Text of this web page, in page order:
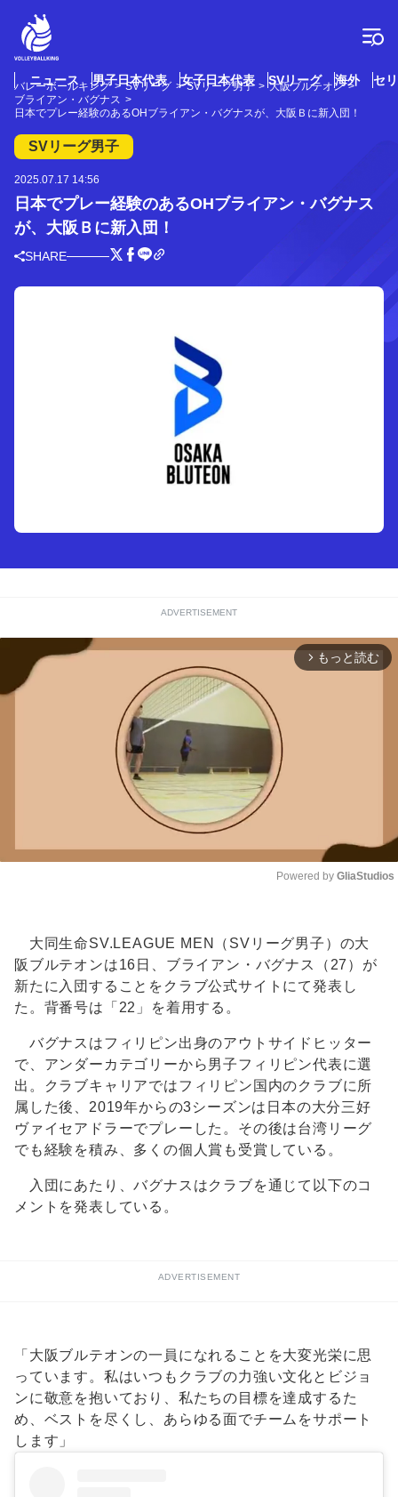
ニュース 男子日本代表 女子日本代表 SVリーグ 海外 セ
バレーボールキング SVリーグ SVリーグ男子
大阪ブルテオン
ブライアン・バグナス
日本でプレー経験のあるOHブライアン・バグナスが、大阪Ｂに新入団！
SVリーグ男子
2025.07.17 14:56
日本でプレー経験のあるOHブライアン・バグナス
が、大阪Ｂに新入団！
SHARE
ADVERTISEMENT
arrow_forward_ios もっと読む
Powered by GliaStudios
大同生命SV.LEAGUE MEN（SVリーグ男子）の大
阪ブルテオンは16日、ブライアン・バグナス（27）が
新たに入団することをクラブ公式サイトにて発表し
た。背番号は「22」を着用する。
バグナスはフィリピン出身のアウトサイドヒッター
で、アンダーカテゴリーから男子フィリピン代表に選
出。クラブキャリアではフィリピン国内のクラブに所
属した後、2019年からの3シーズンは日本の大分三好
ヴァイセアドラーでプレーした。その後は台湾リーグ
でも経験を積み、多くの個人賞も受賞している。
入団にあたり、バグナスはクラブを通じて以下のコ
メントを発表している。
ADVERTISEMENT
「大阪ブルテオンの一員になれることを大変光栄に思
っています。私はいつもクラブの力強い文化とビジョ
ンに敬意を抱いており、私たちの目標を達成するた
め、ベストを尽くし、あらゆる面でチームをサポート
します」